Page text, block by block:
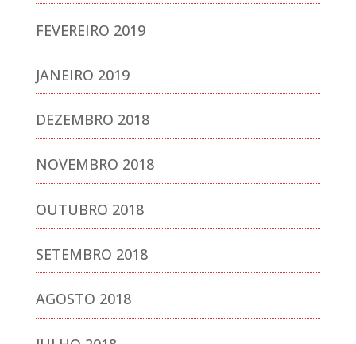
FEVEREIRO 2019
JANEIRO 2019
DEZEMBRO 2018
NOVEMBRO 2018
OUTUBRO 2018
SETEMBRO 2018
AGOSTO 2018